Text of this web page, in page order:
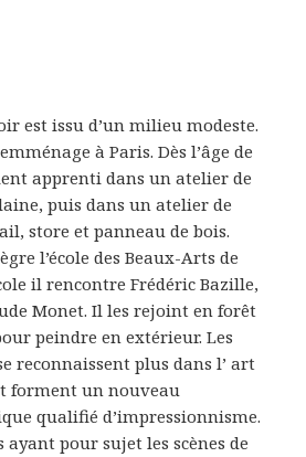
est issu d’un milieu modeste.
à Paris. Dès l’âge de
apprenti dans un atelier de
puis dans un atelier de
store et panneau de bois.
l’école des Beaux-Arts de
il rencontre Frédéric Bazille,
Monet. Il les rejoint en forêt
peindre en extérieur. Les
reconnaissent plus dans l’ art
forment un nouveau
qualifié d’impressionnisme.
ayant pour sujet les scènes de